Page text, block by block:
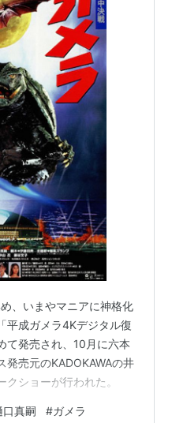
、いまやマニアに神格化
平成ガメラ4Kデジタル復
て発売され、10月に六本
発売元のKADOKAWAの井
クショーが行われた。
口真嗣 #ガメラ